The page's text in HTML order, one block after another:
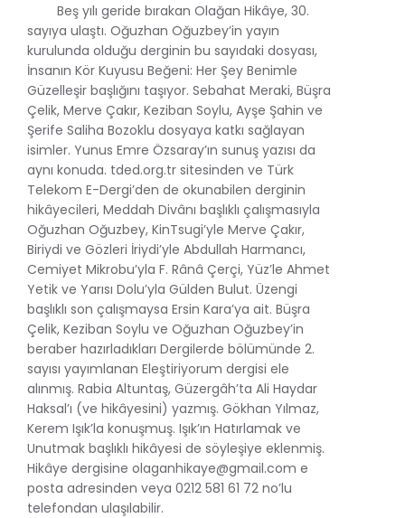
Beş yılı geride bırakan Olağan Hikâye, 30.
sayıya ulaştı. Oğuzhan Oğuzbey’in yayın
kurulunda olduğu derginin bu sayıdaki dosyası,
İnsanın Kör Kuyusu Beğeni: Her Şey Benimle
Güzelleşir başlığını taşıyor. Sebahat Meraki, Büşra
Çelik, Merve Çakır, Keziban Soylu, Ayşe Şahin ve
Şerife Saliha Bozoklu dosyaya katkı sağlayan
isimler. Yunus Emre Özsaray’ın sunuş yazısı da
aynı konuda. tded.org.tr sitesinden ve Türk
Telekom E-Dergi’den de okunabilen derginin
hikâyecileri, Meddah Divânı başlıklı çalışmasıyla
Oğuzhan Oğuzbey, KinTsugi’yle Merve Çakır,
Biriydi ve Gözleri İriydi’yle Abdullah Harmancı,
Cemiyet Mikrobu’yla F. Rânâ Çerçi, Yüz’le Ahmet
Yetik ve Yarısı Dolu’yla Gülden Bulut. Üzengi
başlıklı son çalışmaysa Ersin Kara’ya ait. Büşra
Çelik, Keziban Soylu ve Oğuzhan Oğuzbey’in
beraber hazırladıkları Dergilerde bölümünde 2.
sayısı yayımlanan Eleştiriyorum dergisi ele
alınmış. Rabia Altuntaş, Güzergâh’ta Ali Haydar
Haksal’ı (ve hikâyesini) yazmış. Gökhan Yılmaz,
Kerem Işık’la konuşmuş. Işık’ın Hatırlamak ve
Unutmak başlıklı hikâyesi de söyleşiye eklenmiş.
Hikâye dergisine olaganhikaye@gmail.com e
posta adresinden veya 0212 581 61 72 no’lu
telefondan ulaşılabilir.